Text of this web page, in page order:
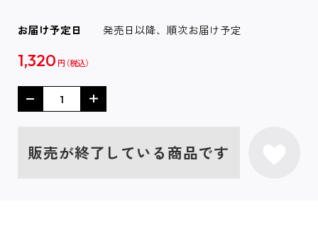
お届け予定日 発売日以降、順次お届け予定
1,320 円
販売が終了している商品です